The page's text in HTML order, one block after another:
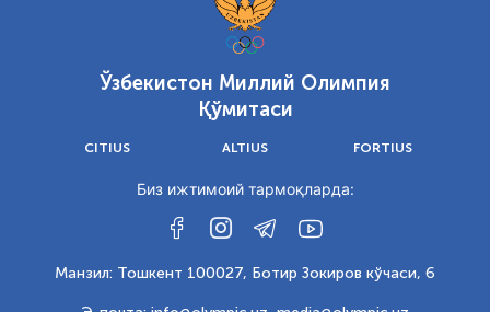
Ўзбекистон Миллий Олимпия
Қўмитаси
CITIUS ALTIUS FORTIUS
Биз ижтимоий тармоқларда:
Манзил: Тошкент 100027, Ботир Зокиров кўчаси, 6